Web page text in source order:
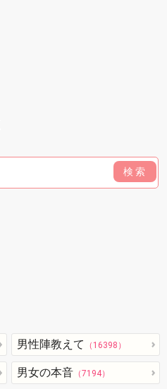
検索
男性陣教えて （16398）
男女の本音 （7194）